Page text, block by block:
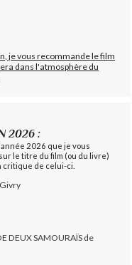
je vous recommande le film
dans l'atmosphère du
2026 :
2026 que je vous
le titre du film (ou du livre)
critique de celui-ci.
DEUX SAMOURAÏS de